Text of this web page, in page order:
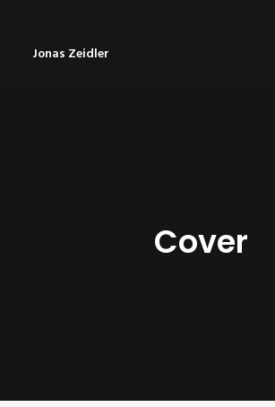
Jonas Zeidler
Cover